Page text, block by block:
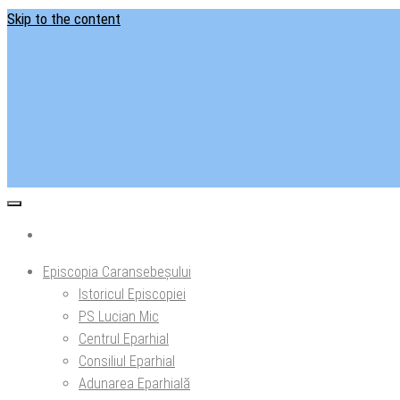
Skip to the content
Episcopia Caransebeșului
Istoricul Episcopiei
PS Lucian Mic
Centrul Eparhial
Consiliul Eparhial
Adunarea Eparhială